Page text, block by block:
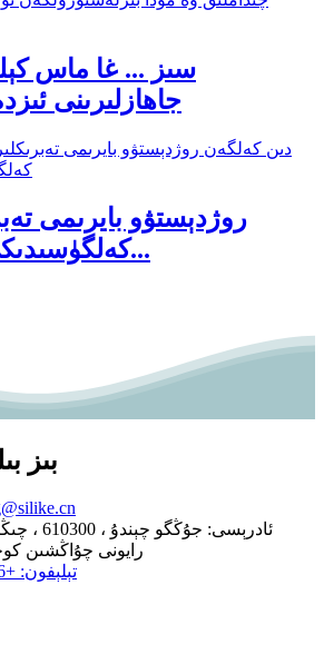
سىز ... غا ماس
جاھازلىرىنى
روژدېستۋو بايرىمى
كەلگۈسىدىكى ئۈمىدلەر...
بىز
ئادرېسى:
رايونى چۇاڭشىن كوچىسى
تېلېفون: +86-028-83625089